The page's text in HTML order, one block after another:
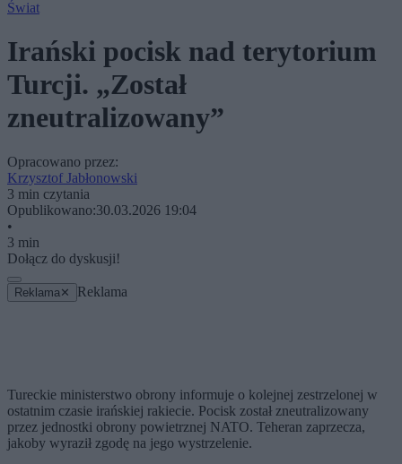
Świat
Irański pocisk nad terytorium
Turcji. „Został
zneutralizowany”
Opracowano przez:
Krzysztof Jabłonowski
3 min czytania
Opublikowano:30.03.2026 19:04
•
3 min
Dołącz do dyskusji!
Reklama ✕ Reklama
Tureckie ministerstwo obrony informuje o kolejnej zestrzelonej w
ostatnim czasie irańskiej rakiecie. Pocisk został zneutralizowany
przez jednostki obrony powietrznej NATO. Teheran zaprzecza,
jakoby wyraził zgodę na jego wystrzelenie.